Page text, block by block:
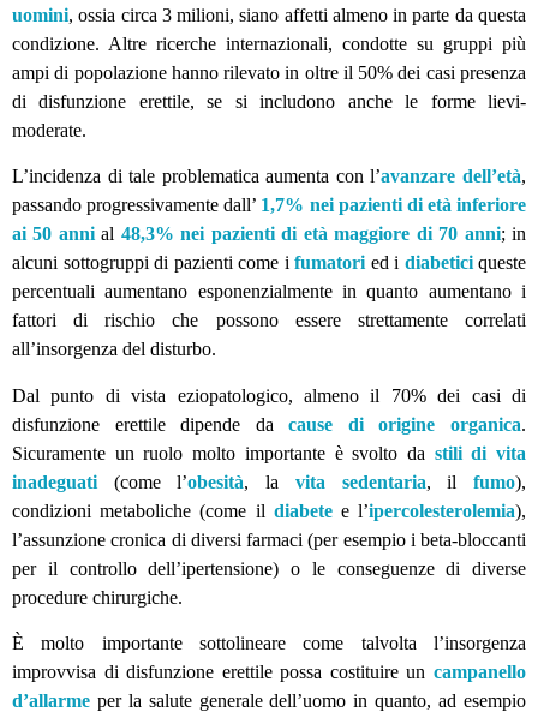
uomini, ossia circa 3 milioni, siano affetti almeno in parte da questa
condizione. Altre ricerche internazionali, condotte su gruppi più
ampi di popolazione hanno rilevato in oltre il 50% dei casi presenza
di disfunzione erettile, se si includono anche le forme lievi-
moderate.
L’incidenza di tale problematica aumenta con l’avanzare dell’età,
passando progressivamente dall’ 1,7% nei pazienti di età inferiore
ai 50 annial 48,3% nei pazienti di età maggiore di 70 anni; in
alcuni sottogruppi di pazienti come i fumatori ed i diabeticiqueste
percentuali aumentano esponenzialmente in quanto aumentano i
fattori di rischio che possono essere strettamente correlati
all’insorgenza del disturbo.
Dal punto di vista eziopatologico, almeno il 70% dei casi di
disfunzione erettile dipende dacause di origine organica.
Sicuramente un ruolo molto importante è svolto da stili di vita
inadeguati (come l’obesità, la vita sedentaria, ilfumo),
condizioni metaboliche (come il diabetee l’ipercolesterolemia),
l’assunzione cronica di diversi farmaci (per esempio i beta-bloccanti
per il controllo dell’ipertensione) o le conseguenze di diverse
procedure chirurgiche.
È molto importante sottolineare come talvolta l’insorgenza
improvvisa di disfunzione erettile possa costituire un campanello
d’allarme per la salute generale dell’uomo in quanto, ad esempio